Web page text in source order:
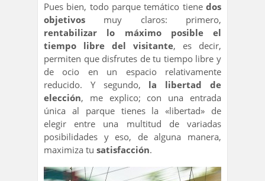
Pues bien, todo parque temático tiene dos
objetivos muy claros: primero,
rentabilizar lo máximo posible el
tiempo libre del visitante, es decir,
permiten que disfrutes de tu tiempo libre y
de ocio en un espacio relativamente
reducido. Y segundo, la libertad de
elección, me explico; con una entrada
única al parque tienes la «libertad» de
elegir entre una multitud de variadas
posibilidades y eso, de alguna manera,
maximiza tu satisfacción.